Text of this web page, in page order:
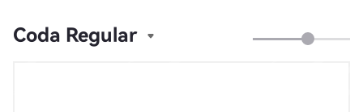
Coda Regular